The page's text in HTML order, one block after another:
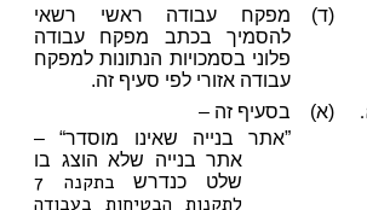
(ד)
מפקח עבודה ראשי רשאי
להסמיך בכתב מפקח עבודה
פלוני בסמכויות הנתונות למפקח
עבודה אזורי לפי סעיף זה.
(א)
בסעיף זה –
”אתר בנייה שאינו מוסדר“ –
אתר בנייה שלא הוצג בו
שלט כנדרש
בתקנה 7
לתקנות הבטיחות בעבודה